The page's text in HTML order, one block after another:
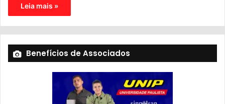
Leia mais »
Benefícios de Associados